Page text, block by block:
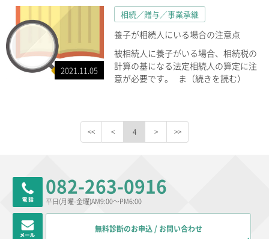
2021.11.05
相続／贈与／事業承継
養子が相続人にいる場合の注意点
被相続人に養子がいる場合、相続税の
計算の基になる法定相続人の算定に注
意が必要です。 ま（続きを読む）
4
082-263-0916
平日(月曜-金曜)AM9:00～PM6:00
無料診断のお申込 / お問い合わせ